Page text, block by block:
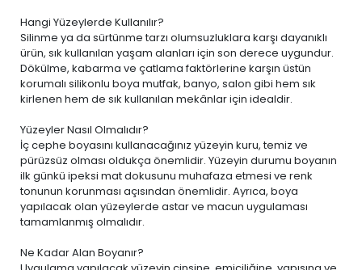
Hangi Yüzeylerde Kullanılır?
Silinme ya da sürtünme tarzı olumsuzluklara karşı dayanıklı
ürün, sık kullanılan yaşam alanları için son derece uygundur.
Dökülme, kabarma ve çatlama faktörlerine karşın üstün
korumalı silikonlu boya mutfak, banyo, salon gibi hem sık
kirlenen hem de sık kullanılan mekânlar için idealdir.
Yüzeyler Nasıl Olmalıdır?
İç cephe boyasını kullanacağınız yüzeyin kuru, temiz ve
pürüzsüz olması oldukça önemlidir. Yüzeyin durumu boyanın
ilk günkü ipeksi mat dokusunu muhafaza etmesi ve renk
tonunun korunması açısından önemlidir. Ayrıca, boya
yapılacak olan yüzeylerde astar ve macun uygulaması
tamamlanmış olmalıdır.
Ne Kadar Alan Boyanır?